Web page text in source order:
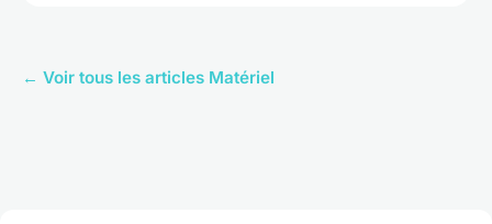
← Voir tous les articles Matériel